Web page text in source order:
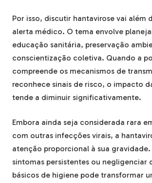
Por isso, discutir hantavirose vai além
alerta médico. O tema envolve
educação sanitária, preservação
conscientização coletiva. Quando a
compreende os mecanismos de
reconhece sinais de risco, o impacto
tende a diminuir significativamente.
Embora ainda seja considerada rara
com outras infecções virais, a
atenção proporcional à sua
sintomas persistentes ou negligenciar
básicos de higiene pode transformar